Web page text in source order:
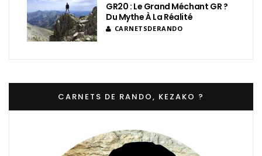
GR20 : Le Grand Méchant GR ?
Du Mythe À La Réalité
CARNETSDERANDO
CARNETS DE RANDO, KEZAKO ?